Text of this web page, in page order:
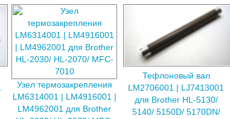
Узел термозакрепления
LM6314001 | LM4916001 |
LM4962001 для Brother
Тефлоновый вал
LM2706001 | LJ7413001
для Brother HL-5130/
5140/ 5150D/ 5170DN/